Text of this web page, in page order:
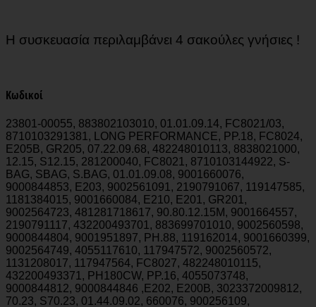
Η συσκευασία περιλαμβάνει 4 σακούλες γνήσιες !
Κωδικοί
23801-00055, 883802103010, 01.01.09.14, FC8021/03,
8710103291381, LONG PERFORMANCE, PP.18, FC8024,
E205B, GR205, 07.22.09.68, 482248010113, 8838021000,
12.15, S12.15, 281200040, FC8021, 8710103144922, S-
BAG, SBAG, S.BAG, 01.01.09.08, 9001660076,
9000844853, E203, 9002561091, 2190791067, 119147585,
1181384015, 9001660084, E210, E201, GR201,
9002564723, 481281718617, 90.80.12.15M, 9001664557,
2190791117, 432200493701, 883699701010, 9002560598,
9000844804, 9001951897, PH.88, 119162014, 9001660399,
9002564749, 4055117610, 117947572, 9002560572,
1131208017, 117947564, FC8027, 482248010115,
432200493371, PH180CW, PP.16, 4055073748,
9000844812, 9000844846 ,E202, E200B, 3023372009812,
70.23, S70.23, 01.44.09.02, 660076, 900256109,